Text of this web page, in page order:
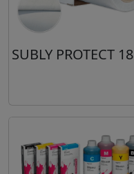
SUBLY PROTECT 18